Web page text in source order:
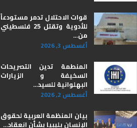
قوات الاحتلال تدمر مستودعاً
للأدوية وتقتل 25 فلسطيني
من…
أغسطس 3, 2026
المنطمة تدين التصريحات
السخيفة و الزيارات
البهلوانية للسيد…
أغسطس 2, 2026
بيان المنظمة العربية لحقوق
الإنسان بليبيا ​بشأن انعقاد…